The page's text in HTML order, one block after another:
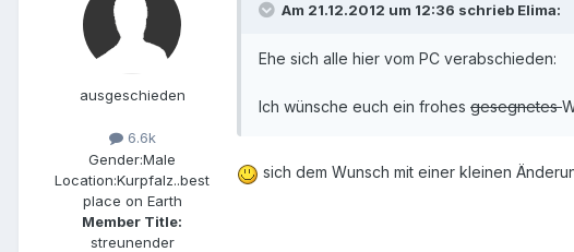
ausgeschieden
6.6k
Gender:Male
Location:Kurpfalz..best
place on Earth
Member Title:
streunender
Am 21.12.2012 um 12:36 schrieb Elima:
Ehe sich alle hier vom PC verabschieden:
Ich wünsche euch ein frohes gesegnetes
sich dem Wunsch mit einer kleinen